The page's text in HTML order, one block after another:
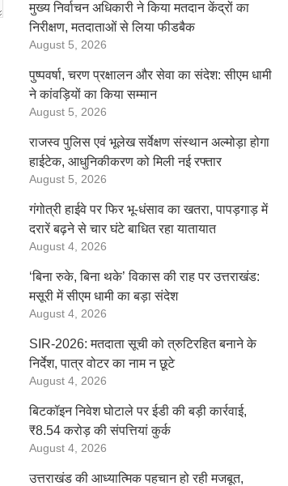
मुख्य निर्वाचन अधिकारी ने किया मतदान केंद्रों का
निरीक्षण, मतदाताओं से लिया फीडबैक
August 5, 2026
पुष्पवर्षा, चरण प्रक्षालन और सेवा का संदेश: सीएम धामी
ने कांवड़ियों का किया सम्मान
August 5, 2026
राजस्व पुलिस एवं भूलेख सर्वेक्षण संस्थान अल्मोड़ा होगा
हाईटेक, आधुनिकीकरण को मिली नई रफ्तार
August 5, 2026
गंगोत्री हाईवे पर फिर भू-धंसाव का खतरा, पापड़गाड़ में
दरारें बढ़ने से चार घंटे बाधित रहा यातायात
August 4, 2026
‘बिना रुके, बिना थके’ विकास की राह पर उत्तराखंड:
मसूरी में सीएम धामी का बड़ा संदेश
August 4, 2026
SIR-2026: मतदाता सूची को त्रुटिरहित बनाने के
निर्देश, पात्र वोटर का नाम न छूटे
August 4, 2026
बिटकॉइन निवेश घोटाले पर ईडी की बड़ी कार्रवाई,
₹8.54 करोड़ की संपत्तियां कुर्क
August 4, 2026
उत्तराखंड की आध्यात्मिक पहचान हो रही मजबूत,